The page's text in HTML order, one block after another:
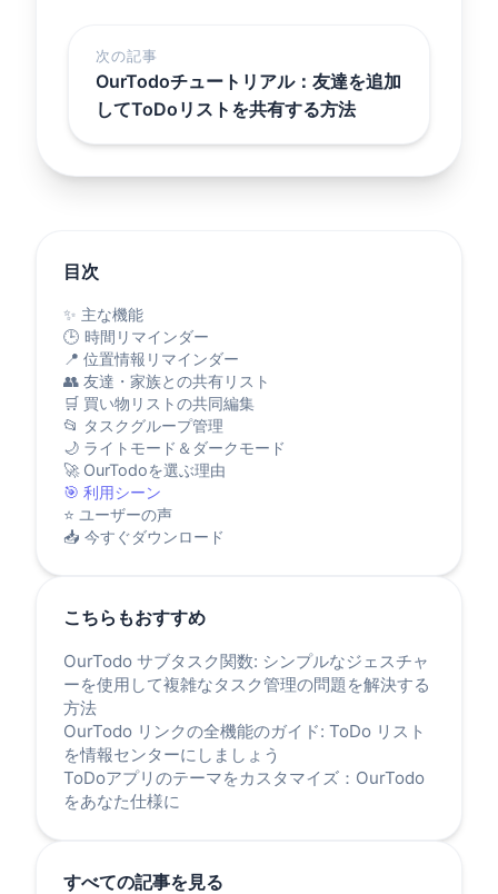
次の記事
OurTodoチュートリアル：友達を追加
してToDoリストを共有する方法
目次
✨ 主な機能
🕒 時間リマインダー
📍 位置情報リマインダー
👥 友達・家族との共有リスト
🛒 買い物リストの共同編集
📂 タスクグループ管理
🌙 ライトモード＆ダークモード
🚀 OurTodoを選ぶ理由
🎯 利用シーン
⭐ ユーザーの声
📥 今すぐダウンロード
こちらもおすすめ
OurTodo サブタスク関数: シンプルなジェスチャ
ーを使用して複雑なタスク管理の問題を解決する
方法
OurTodo リンクの全機能のガイド: ToDo リスト
を情報センターにしましょう
ToDoアプリのテーマをカスタマイズ：OurTodo
をあなた仕様に
すべての記事を見る